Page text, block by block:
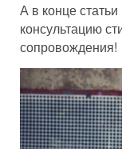
А в конце
консультацию
сопровождения!